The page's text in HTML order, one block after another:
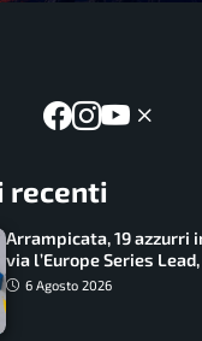
recenti
Arrampicata, 19 azzurri
via l’Europe Series
per la Speed
6 Agosto 2026